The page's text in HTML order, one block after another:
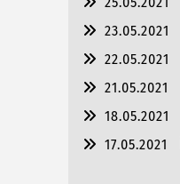
23.05.2021
22.05.2021
21.05.2021
18.05.2021
17.05.2021